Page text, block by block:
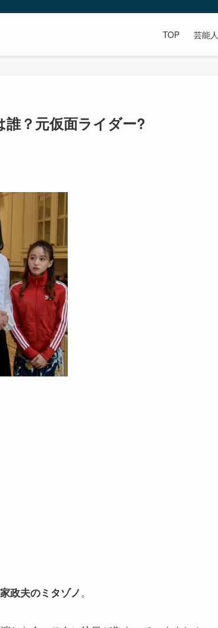
TOP 芸能人
誰？元仮面ライダー?
家政夫のミタゾノ。